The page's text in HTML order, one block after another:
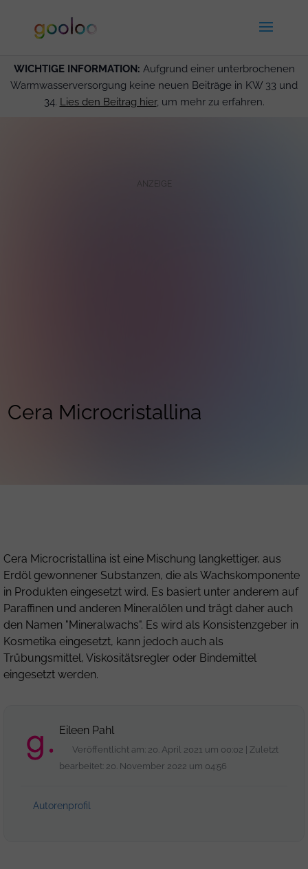
WICHTIGE INFORMATION: Aufgrund einer unterbrochenen
Warmwasserversorgung keine neuen Beiträge in KW 33 und
34. Lies den Beitrag hier, um mehr zu erfahren.
Cera Microcristallina
Cera Microcristallina ist eine Mischung langkettiger, aus
Erdöl gewonnener Substanzen, die als Wachskomponente
in Produkten eingesetzt wird. Es basiert unter anderem auf
Paraffinen und anderen Mineralölen und trägt daher auch
den Namen "Mineralwachs". Es wird als Konsistenzgeber in
Kosmetika eingesetzt, kann jedoch auch als
Trübungsmittel, Viskositätsregler oder Bindemittel
eingesetzt werden.
Eileen Pahl
Veröffentlicht am: 20. April 2021 um 00:02 | Zuletzt
bearbeitet: 20. November 2022 um 04:56
Autorenprofil